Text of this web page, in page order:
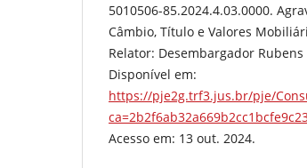
5010506-85.2024.4.03.0000.
Câmbio, Título e Valores
Relator: Desembargador
Disponível em:
https://pje2g.trf3.jus.br/pje/
Acesso em: 13 out. 2024.